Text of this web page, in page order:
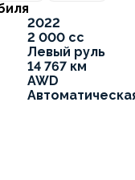
2022
2 000 cc
Левый руль
14 767 км
AWD